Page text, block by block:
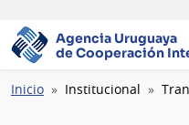
Agencia Uruguaya
de Cooperación
Ruta
Inicio Institucional